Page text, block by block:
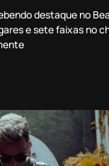
destaque no
e sete faixas no